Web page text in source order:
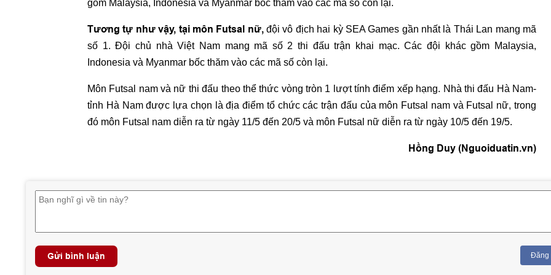
gồm Malaysia, Indonesia và Myanmar bốc thăm vào các mã số còn lại.
Tương tự như vậy, tại môn Futsal nữ,đội vô địch hai kỳ SEA Games gần nhất là Thái Lan mang mã
số 1. Đội chủ nhà Việt Nam mang mã số 2 thi đấu trận khai mạc. Các đội khác gồm Malaysia,
Indonesia và Myanmar bốc thăm vào các mã số còn lại.
Môn Futsal nam và nữ thi đấu theo thể thức vòng tròn 1 lượt tính điểm xếp hạng. Nhà thi đấu Hà Nam-
tỉnh Hà Nam được lựa chọn là địa điểm tổ chức các trận đấu của môn Futsal nam và Futsal nữ, trong
đó môn Futsal nam diễn ra từ ngày 11/5 đến 20/5 và môn Futsal nữ diễn ra từ ngày 10/5 đến 19/5.
Hồng Duy (Nguoiduatin.vn)
Gửi bình luận Đăng